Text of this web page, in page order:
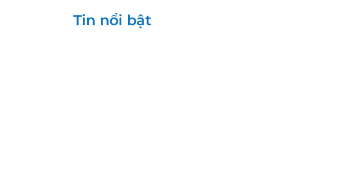
Tin nổi bật